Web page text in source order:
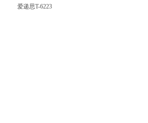
爱递思T-6223